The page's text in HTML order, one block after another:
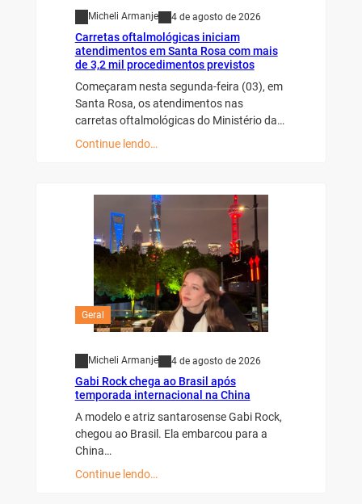
Micheli Armanje 4 de agosto de 2026
Carretas oftalmológicas iniciam
atendimentos em Santa Rosa com mais
de 3,2 mil procedimentos previstos
Começaram nesta segunda-feira (03), em
Santa Rosa, os atendimentos nas
carretas oftalmológicas do Ministério da…
Continue lendo…
Geral
Micheli Armanje 4 de agosto de 2026
Gabi Rock chega ao Brasil após
temporada internacional na China
A modelo e atriz santarosense Gabi Rock,
chegou ao Brasil. Ela embarcou para a
China…
Continue lendo…